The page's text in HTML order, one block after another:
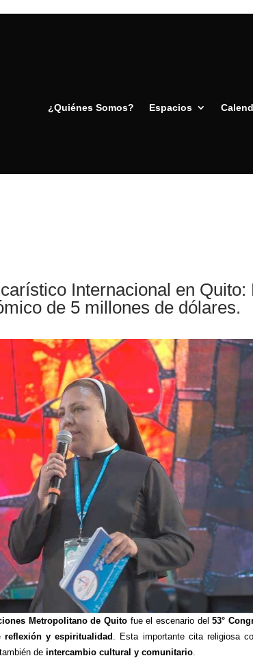
¿Quiénes Somos? Espacios
Internacional en
de 5 millones de dólares.
Metropolitano de Quito fue el escenario del53°
reflexión y espiritualidad . Esta importante cita religiosa
deintercambio cultural y comunitario